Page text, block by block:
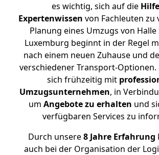
es wichtig, sich auf die
Expertenwissen von Fachleuten zu
Planung eines Umzugs von Halle
Luxemburg beginnt in der Regel
nach einem neuen Zuhause und
verschiedener Transport-Optionen.
sich frühzeitig mit
Umzugsunternehmen, in
um Angebote zu erhalten und
verfügbaren Services zu
Durch unsere8 Jahre Erfahrung
auch bei der Organisation der